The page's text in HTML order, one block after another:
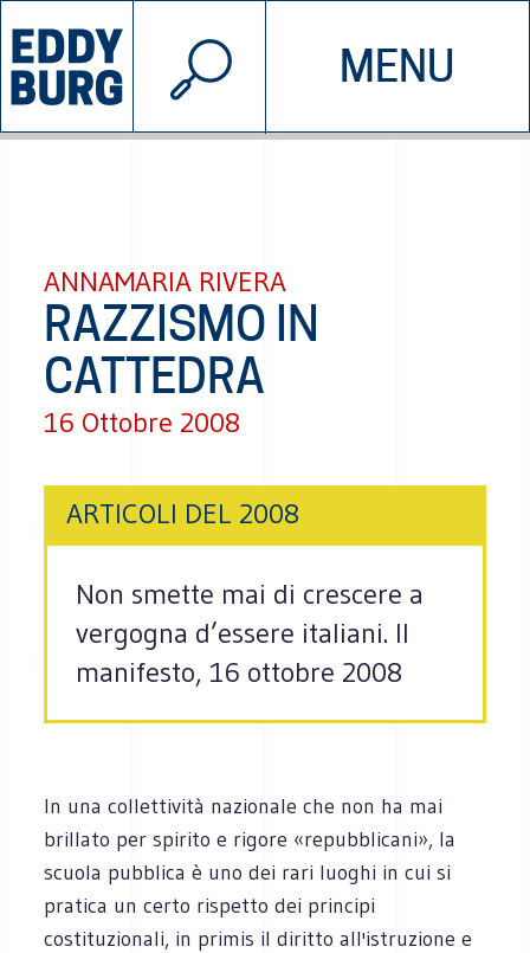
MENU
INIZIATIVE CHI SIAMO
© 2026 EDDYBURG
ANNAMARIA RIVERA
RAZZISMO IN
CATTEDRA
16 Ottobre 2008
ARTICOLI DEL 2008
Non smette mai di crescere a
vergogna d’essere italiani. Il
manifesto, 16 ottobre 2008
In una collettività nazionale che non ha mai
brillato per spirito e rigore «repubblicani», la
scuola pubblica è uno dei rari luoghi in cui si
pratica un certo rispetto dei principi
costituzionali, in primis il diritto all'istruzione e